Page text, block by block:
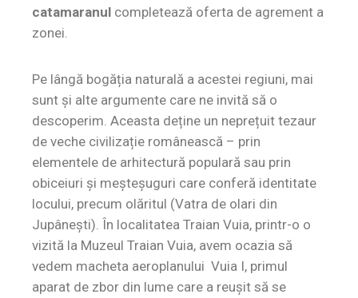
catamaranul completează oferta de agrement a
zonei.
Pe lângă bogăția naturală a acestei regiuni, mai
sunt și alte argumente care ne invită să o
descoperim. Aceasta deține un neprețuit tezaur
de veche civilizație românească – prin
elementele de arhitectură populară sau prin
obiceiuri și meșteșuguri care conferă identitate
locului, precum olăritul (Vatra de olari din
Jupânești). În localitatea Traian Vuia, printr-o o
vizită la Muzeul Traian Vuia, avem ocazia să
vedem macheta aeroplanului Vuia I, primul
aparat de zbor din lume care a reușit să se